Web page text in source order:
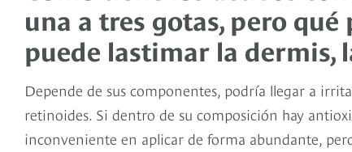
una a tres gotas, pero qué
puede lastimar la dermis,
Depende de sus componentes, podría llegar a
retinoides. Si dentro de su composición hay
inconveniente en aplicar de forma abundante,